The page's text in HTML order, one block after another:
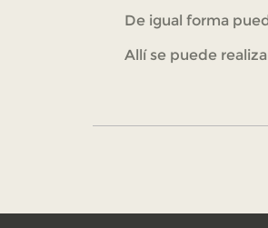
De igual forma
Allí se puede